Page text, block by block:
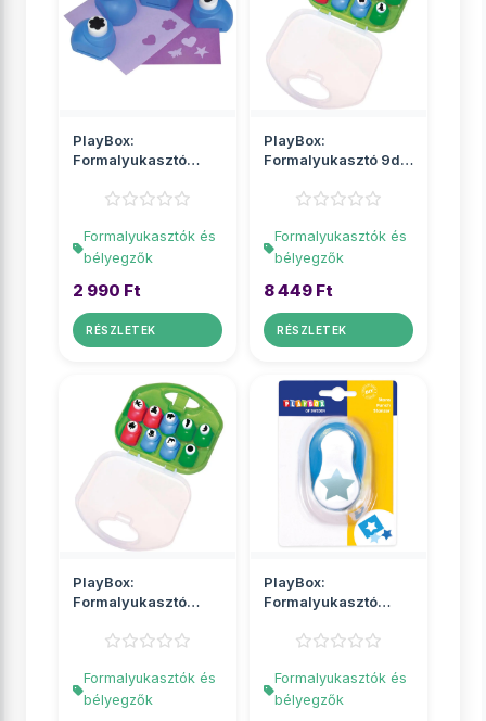
PlayBox:
Formalyukasztó
szívecskével
Formalyukasztók és
bélyegzők
2 990 Ft
RÉSZLETEK
PlayBox:
Formalyukasztó 9db
Formalyukasztók és
bélyegzők
8 449 Ft
RÉSZLETEK
PlayBox:
Formalyukasztó
Formalyukasztók és
bélyegzők
PlayBox:
Formalyukasztó
Formalyukasztók és
bélyegzők